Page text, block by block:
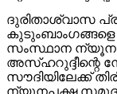
ദുരിതാശ്വാസ
കുടുംബാംഗങ്ങളെ
സംസ്ഥാന
അസ്ഹറുദ്ദീന്റെ
സൗദിയിലേക്ക്
ന്യൂനപക്ഷ